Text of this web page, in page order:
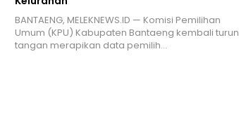
BANTAENG, MELEKNEWS.ID — Komisi Pemilihan
Umum (KPU) Kabupaten Bantaeng kembali turun
tangan merapikan data pemilih…